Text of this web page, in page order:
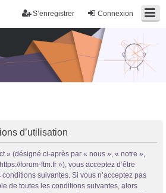
Connexion
S’enregistrer
masculines FtM/FtX/Ft*
d’utilisation
» (désigné ci-après par « nous », « notre »,
forum-ftm.fr »), vous acceptez d’être
suivantes. Si vous n’acceptez pas
de toutes les conditions suivantes, alors